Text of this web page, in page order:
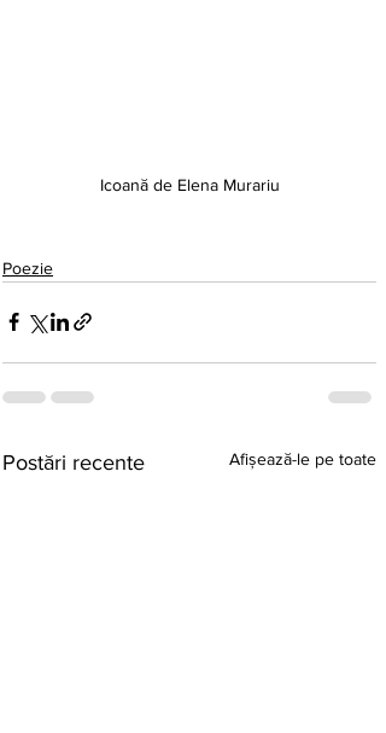
Icoană de Elena Murariu
Poezie
Postări recente Afișează-le pe toate